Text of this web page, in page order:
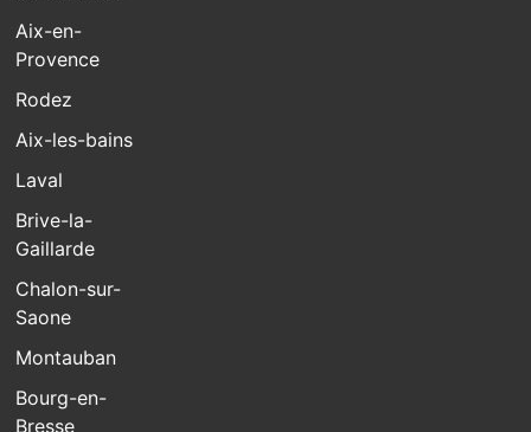
Aix-en-
Provence
Rodez
Aix-les-bains
Laval
Brive-la-
Gaillarde
Chalon-sur-
Saone
Montauban
Bourg-en-
Bresse